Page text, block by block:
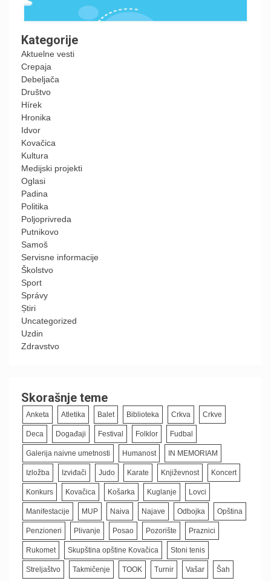
Kategorije
Aktuelne vesti
Crepaja
Debeljača
Društvo
Hírek
Hronika
Idvor
Kovačica
Kultura
Medijski projekti
Oglasi
Padina
Politika
Poljoprivreda
Putnikovo
Samoš
Servisne informacije
Školstvo
Sport
Správy
Știri
Uncategorized
Uzdin
Zdravstvo
Skorašnje teme
Anketa Atletika Balet Biblioteka Crkva Crkve
Deca Događaji Festival Folklor Fudbal
Galerija naivne umetnosti Humanost IN MEMORIAM
Izložba Izviđači Judo Karate Književnost Koncert
Konkurs Kovačica Košarka Kuglanje Lovci
Manifestacije MUP Naiva Najave Odbojka Opština
Penzioneri Plivanje Posao Pozorište Praznici
Rukomet Skupština opštine Kovačica Stoni tenis
Streljaštvo Takmičenje TOOK Turnir Vašar Šah